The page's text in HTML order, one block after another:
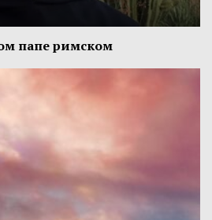
папе римском